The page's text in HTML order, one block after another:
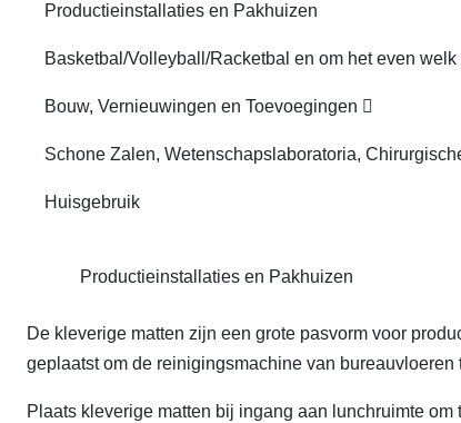
Productieinstallaties en Pakhuizen
Basketbal/Volleyball/Racketbal en om het even
Bouw, Vernieuwingen en Toevoegingen 
Schone Zalen, Wetenschapslaboratoria,
Huisgebruik
Productieinstallaties en Pakhuizen
De kleverige matten zijn een grote pasvorm voor
geplaatst om de reinigingsmachine van
Plaats kleverige matten bij ingang aan lunchruimte